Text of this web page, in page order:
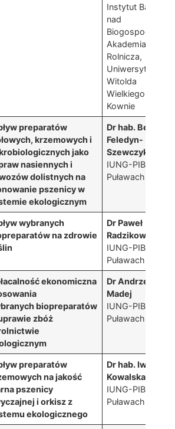
Instytut Badań
nad
Biogospodarką,
Akademia
Rolnicza,
Uniwersytet
Witolda
Wielkiego w
Kownie
preparatów
krzemowych i
jako
nasiennych i
dolistnych na
pszenicy w
ekologicznym
Dr hab. Beata
Feledyn-
Szewczyk
IUNG-PIB w
Puławach
wybranych
na zdrowie
Dr Paweł
Radzikowski
IUNG-PIB w
Puławach
ekonomiczna
biopreparatów
zbóż
Dr Andrzej
Madej
IUNG-PIB w
Puławach
preparatów
na jakość
pszenicy
i orkisz z
ekologicznego
Dr hab. Iwona
Kowalska
IUNG-PIB w
Puławach